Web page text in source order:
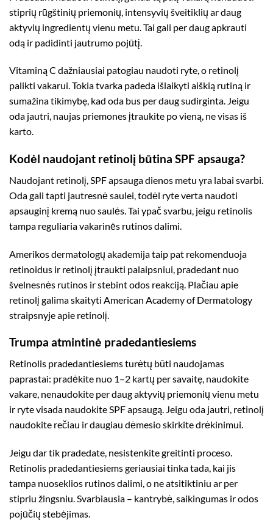
stiprių rūgštinių priemonių, intensyvių šveitiklių ar daug
aktyvių ingredientų vienu metu. Tai gali per daug apkrauti
odą ir padidinti jautrumo pojūtį.
Vitaminą C dažniausiai patogiau naudoti ryte, o retinolį
palikti vakarui. Tokia tvarka padeda išlaikyti aiškią rutiną ir
sumažina tikimybę, kad oda bus per daug sudirginta. Jeigu
oda jautri, naujas priemones įtraukite po vieną, ne visas iš
karto.
Kodėl naudojant retinolį būtina SPF apsauga?
Naudojant retinolį, SPF apsauga dienos metu yra labai svarbi.
Oda gali tapti jautresnė saulei, todėl ryte verta naudoti
apsauginį kremą nuo saulės. Tai ypač svarbu, jeigu retinolis
tampa reguliaria vakarinės rutinos dalimi.
Amerikos dermatologų akademija taip pat rekomenduoja
retinoidus ir retinolį įtraukti palaipsniui, pradedant nuo
švelnesnės rutinos ir stebint odos reakciją. Plačiau apie
retinolį galima skaityti American Academy of Dermatology
straipsnyje apie retinolį
Trumpa atmintinė pradedantiesiems
Retinolis pradedantiesiems turėtų būti naudojamas
paprastai: pradėkite nuo 1–2 kartų per savaitę, naudokite
vakare, nenaudokite per daug aktyvių priemonių vienu metu
ir ryte visada naudokite SPF apsaugą. Jeigu oda jautri, retinolį
naudokite rečiau ir daugiau dėmesio skirkite drėkinimui.
Jeigu dar tik pradedate, nesistenkite greitinti proceso.
Retinolis pradedantiesiems geriausiai tinka tada, kai jis
tampa nuoseklios rutinos dalimi, o ne atsitiktiniu ar per
stipriu žingsniu. Svarbiausia – kantrybė, saikingumas ir odos
pojūčių stebėjimas.